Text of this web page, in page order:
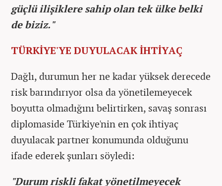
güçlü ilişiklere sahip olan tek ülke belki
de biziz."
TÜRKİYE'YE DUYULACAK İHTİYAÇ
Dağlı, durumun her ne kadar yüksek derecede
risk barındırıyor olsa da yönetilemeyecek
boyutta olmadığını belirtirken, savaş sonrası
diplomaside Türkiye'nin en çok ihtiyaç
duyulacak partner konumunda olduğunu
ifade ederek şunları söyledi:
"Durum riskli fakat yönetilmeyecek